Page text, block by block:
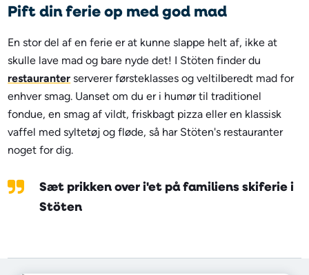
Pift din ferie op med god mad
En stor del af en ferie er at kunne slappe helt af, ikke at
skulle lave mad og bare nyde det! I Stöten finder du
restauranter serverer førsteklasses og veltilberedt mad for
enhver smag. Uanset om du er i humør til traditionel
fondue, en smag af vildt, friskbagt pizza eller en klassisk
vaffel med syltetøj og fløde, så har Stöten's restauranter
noget for dig.
Sæt prikken over i'et på familiens skiferie i
Stöten